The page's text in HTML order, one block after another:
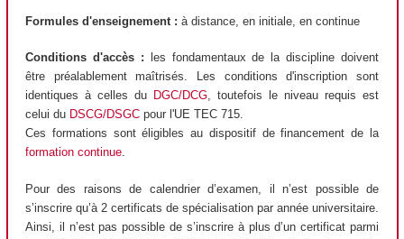
Formules d'enseignement : à distance, en initiale, en continue
Conditions d'accès :
les fondamentaux de la discipline doivent
être préalablement maîtrisés. Les conditions d'inscription sont
identiques à celles du DGC/DCG, toutefois le niveau requis est
celui du DSCG/DSGC pour l'UE TEC 715.
Ces formations sont éligibles au dispositif de financement de la
formation continue.
Pour des raisons de calendrier d’examen, il n’est possible de
s’inscrire qu’à 2 certificats de spécialisation par année universitaire.
Ainsi, il n’est pas possible de s’inscrire à plus d’un certificat parmi